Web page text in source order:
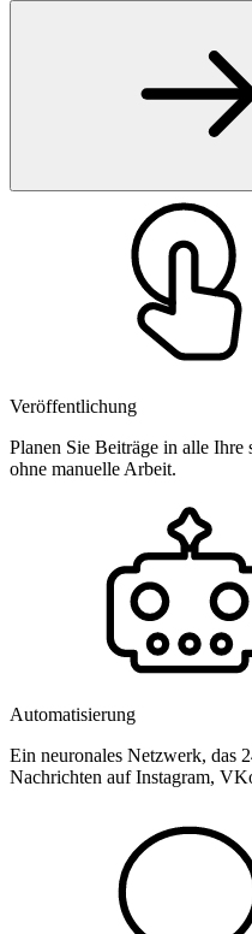
Veröffentlichung
Planen Sie Beiträge in alle
ohne manuelle Arbeit.
Automatisierung
Ein neuronales Netzwerk, das
Nachrichten auf Instagram,